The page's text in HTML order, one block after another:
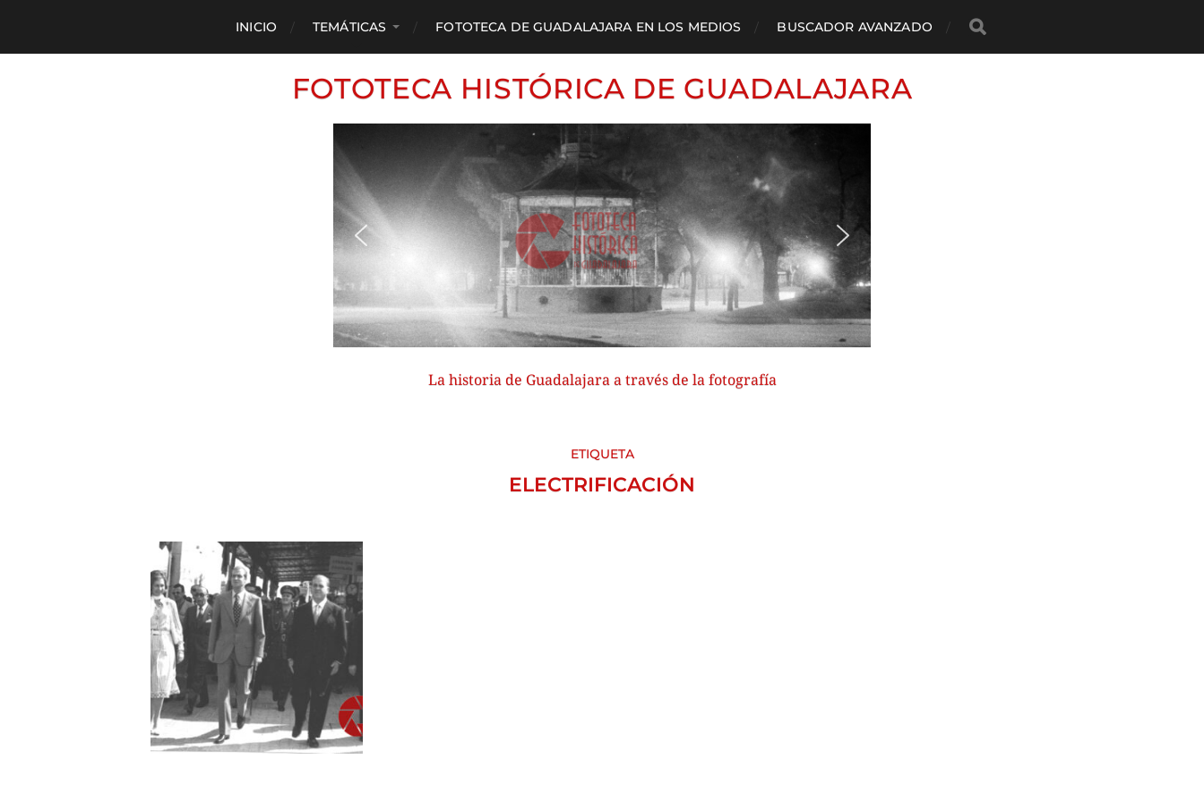
INICIO TEMÁTICAS FOTOTECA DE GUADALAJARA EN LOS MEDIOS BUSCADOR AVANZADO
FOTOTECA HISTÓRICA DE GUADALAJARA
La historia de Guadalajara a través de la fotografía
ETIQUETA
ELECTRIFICACIÓN